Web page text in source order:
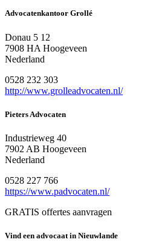
Advocatenkantoor Grollé
Donau 5 12
7908 HA Hoogeveen
Nederland
0528 232 303
http://www.grolleadvocaten.nl/
Pieters Advocaten
Industrieweg 40
7902 AB Hoogeveen
Nederland
0528 227 766
https://www.padvocaten.nl/
GRATIS offertes aanvragen
Vind een advocaat in Nieuwlande